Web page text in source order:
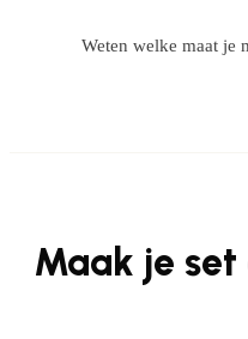
Weten welke maat je
Maak je